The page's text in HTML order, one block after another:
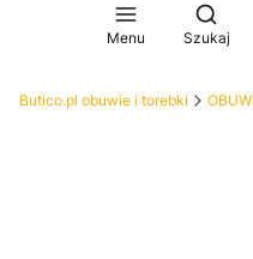
Menu Szukaj
Butico.pl obuwie i torebki